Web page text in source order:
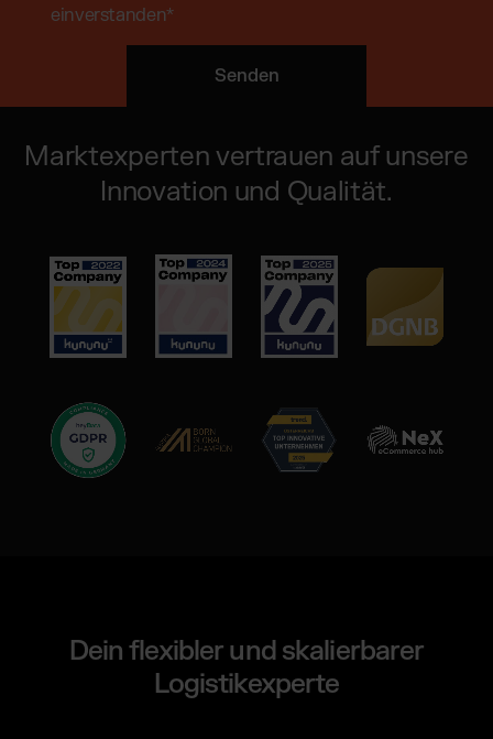
einverstanden*
Marktexperten vertrauen auf unsere
Innovation und Qualität.
Dein flexibler und skalierbarer
Logistikexperte